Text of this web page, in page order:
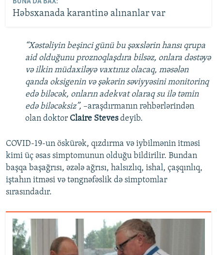
Həbsxanada karantinə alınanlar var
“Xəstəliyin beşinci günü bu şəxslərin hansı qrupa
aid olduğunu proznoqlaşdıra bilsəz, onlara dəstəyə
və ilkin müdaxiləyə vaxtınız olacaq, məsələn
qanda oksigenin və şəkərin səviyyəsini monitorinq
edə biləcək, onların adekvat olaraq su ilə təmin
edə biləcəksiz”, –araşdırmanın rəhbərlərindən
olan doktor Claire Stevesdeyib.
COVID-19-un öskürək, qızdırma və iybilmənin itməsi
kimi üç əsas simptomunun olduğu bildirilir. Bundan
başqa başağrısı, əzələ ağrısı, halsızlıq, ishal, çaşqınlıq,
iştahın itməsi və təngnəfəslik də simptomlar
sırasındadır.